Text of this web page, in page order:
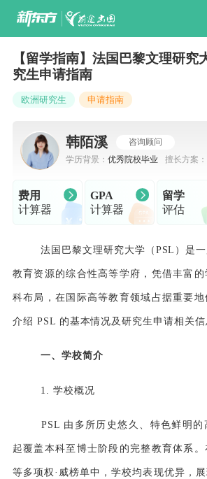
【留学指南】法国巴黎文理研究
究生申请指南
欧洲研究生 申请指南
韩陌溪
咨询顾问
学历背景： 优秀院校毕业 擅长方案：
费用
计算器
GPA
计算器
留学
评估
法国巴黎文理研究大学（PSL）是
教育资源的综合性高等学府，凭借丰富
科布局，在国际高等教育领域占据重要
介绍 PSL 的基本情况及研究生申请相关信
一、学校简介
1. 学校概况
PSL 由多所历史悠久、特色鲜明
起覆盖本科至博士阶段的完整教育体系。
等多项权·威榜单中，学校均表现优异，